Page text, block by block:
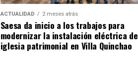
ACTUALIDAD 2 meses atrás
Saesa da inicio a los trabajos para
modernizar la instalación eléctrica de
iglesia patrimonial en Villa Quinchao